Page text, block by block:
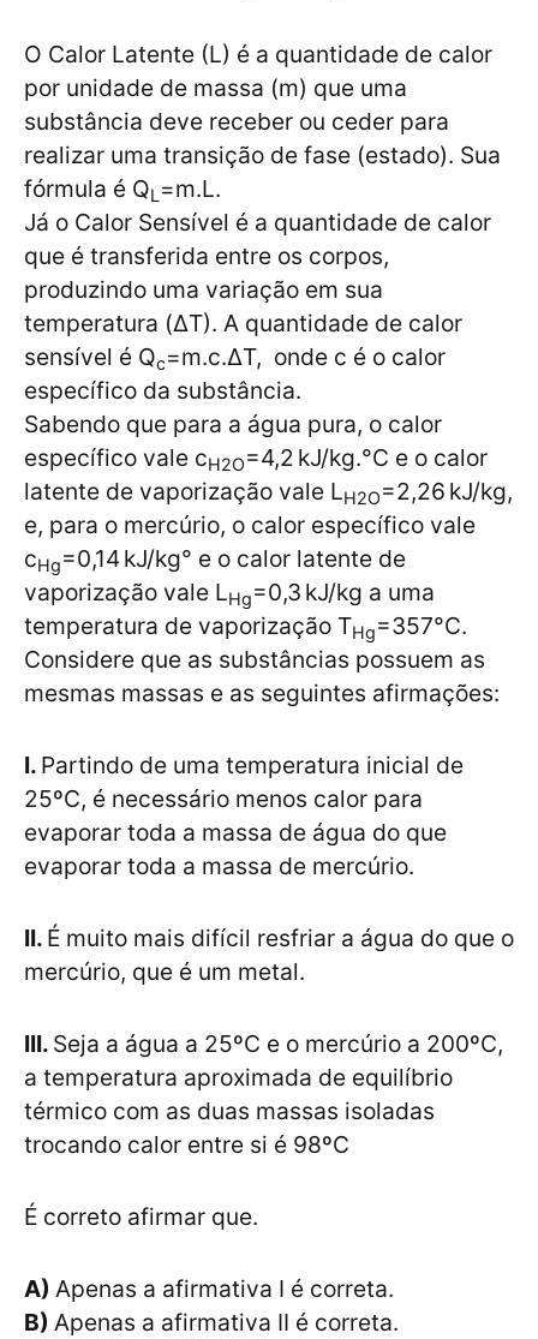
O Calor Latente (L) é a quantidade de calor
por unidade de massa (m) que uma
substância deve receber ou ceder para
realizar uma transição de fase (estado). Sua
fórmula é QL=m.L.
Já o Calor Sensível é a quantidade de calor
que é transferida entre os corpos,
produzindo uma variação em sua
temperatura (ΔT). A quantidade de calor
sensível é Qc=m.c.ΔT, onde c é o calor
específico da substância.
Sabendo que para a água pura, o calor
específico vale cH2O=4,2 kJ/kg.°C e o calor
latente de vaporização vale LH2O=2,26 kJ/kg,
e, para o mercúrio, o calor específico vale
cHg=0,14 kJ/kg° e o calor latente de
vaporização vale LHg=0,3 kJ/kg a uma
temperatura de vaporização THg=357°C.
Considere que as substâncias possuem as
mesmas massas e as seguintes afirmações:
I. Partindo de uma temperatura inicial de
25ºC, é necessário menos calor para
evaporar toda a massa de água do que
evaporar toda a massa de mercúrio.
II. É muito mais difícil resfriar a água do que o
mercúrio, que é um metal.
III. Seja a água a 25ºC e o mercúrio a 200ºC,
a temperatura aproximada de equilíbrio
térmico com as duas massas isoladas
trocando calor entre si é 98ºC
É correto afirmar que.
A) Apenas a afirmativa I é correta.
B) Apenas a afirmativa II é correta.